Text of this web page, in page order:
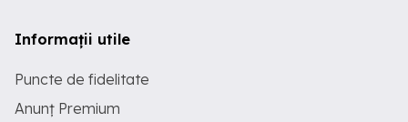
Informații utile
Puncte de fidelitate
Anunț Premium